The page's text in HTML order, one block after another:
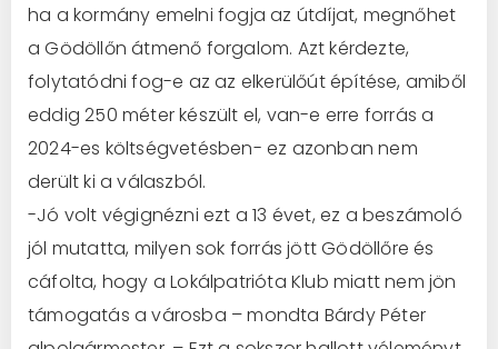
ha a kormány emelni fogja az útdíjat, megnőhet
a Gödöllőn átmenő forgalom. Azt kérdezte,
folytatódni fog-e az az elkerülőút építése, amiből
eddig 250 méter készült el, van-e erre forrás a
2024-es költségvetésben- ez azonban nem
derült ki a válaszból.
-Jó volt végignézni ezt a 13 évet, ez a beszámoló
jól mutatta, milyen sok forrás jött Gödöllőre és
cáfolta, hogy a Lokálpatrióta Klub miatt nem jön
támogatás a városba – mondta Bárdy Péter